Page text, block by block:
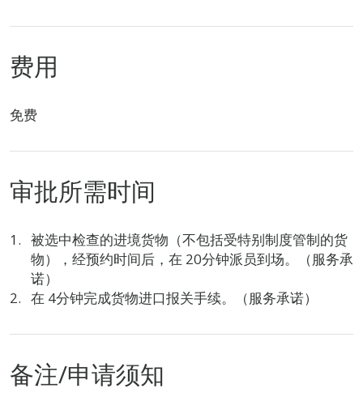
费用
免费
审批所需时间
被选中检查的进境货物（不包括受特别制度管制的货
物），经预约时间后，在 20分钟派员到场。（服务承
诺）
在 4分钟完成货物进口报关手续。（服务承诺）
备注/申请须知